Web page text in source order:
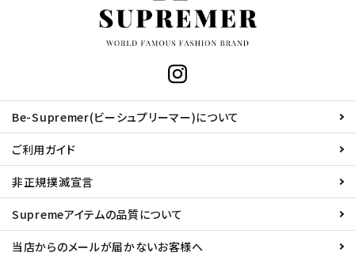
Be-Supremer(ビーシュプリーマー)について
ご利用ガイド
非正規撲滅宣言
Supremeアイテムの品質について
当店からのメールが届かないお客様へ